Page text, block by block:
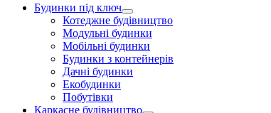
Будинки під ключ
Котеджне будівництво
Модульні будинки
Мобільні будинки
Будинки з контейнерів
Дачні будинки
Екобудинки
Побутівки
Каркасне будівництво